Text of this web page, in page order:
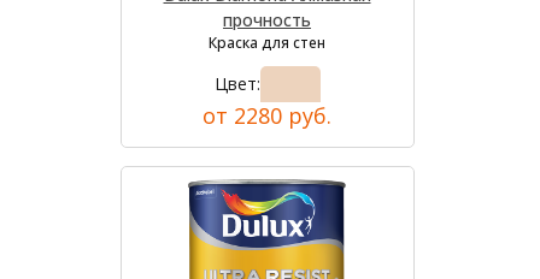
прочность
Краска для стен
Цвет:
от 2280 руб.